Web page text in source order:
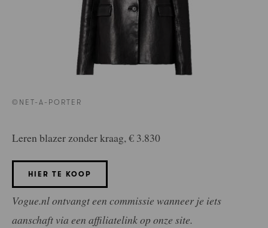
©NET-A-PORTER
Leren blazer zonder kraag, € 3.830
HIER TE KOOP
Vogue.nl ontvangt een commissie wanneer je iets
aanschaft via een affiliatelink op onze site.